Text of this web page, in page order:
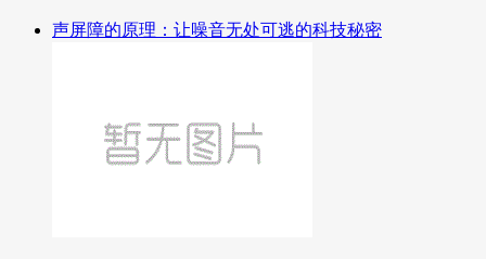
声屏障的原理：让噪音无处可逃的科技秘密